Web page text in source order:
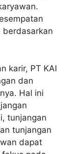
berdasarkan
karir, PT KAI
dan
Hal ini
tunjangan
tunjangan
dapat